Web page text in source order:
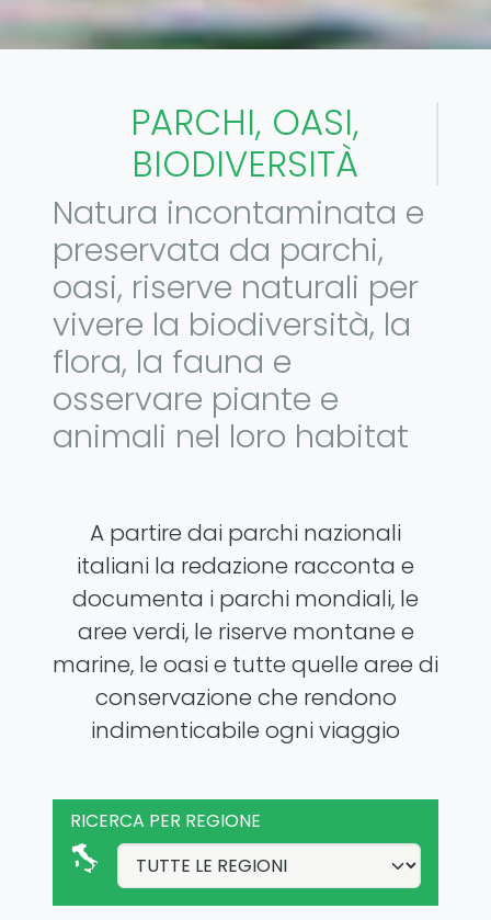
PARCHI, OASI,
BIODIVERSITÀ
Natura incontaminata e
preservata da parchi,
oasi, riserve naturali per
vivere la biodiversità, la
flora, la fauna e
osservare piante e
animali nel loro habitat
A partire dai parchi nazionali
italiani la redazione racconta e
documenta i parchi mondiali, le
aree verdi, le riserve montane e
marine, le oasi e tutte quelle aree di
conservazione che rendono
indimenticabile ogni viaggio
RICERCA PER REGIONE